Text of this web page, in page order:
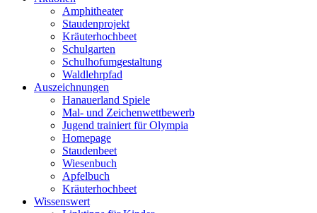
Amphitheater
Staudenprojekt
Kräuterhochbeet
Schulgarten
Schulhofumgestaltung
Waldlehrpfad
Auszeichnungen
Hanauerland Spiele
Mal- und Zeichenwettbewerb
Jugend trainiert für Olympia
Homepage
Staudenbeet
Wiesenbuch
Apfelbuch
Kräuterhochbeet
Wissenswert